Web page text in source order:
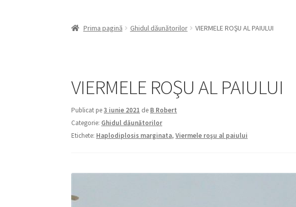
Prima pagină Ghidul dăunătorilor VIERMELE ROŞU AL PAIULUI
VIERMELE ROŞU AL PAIULUI
Publicat pe3 iunie 2021 de B Robert
Categorie: Ghidul dăunătorilor
Etichete: Haplodiplosis marginata,Viermele roşu al paiului